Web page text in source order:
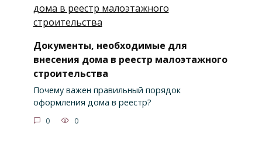
Документы, необходимые для
внесения дома в реестр малоэтажного
строительства
Почему важен правильный порядок
оформления дома в реестр?
0 0